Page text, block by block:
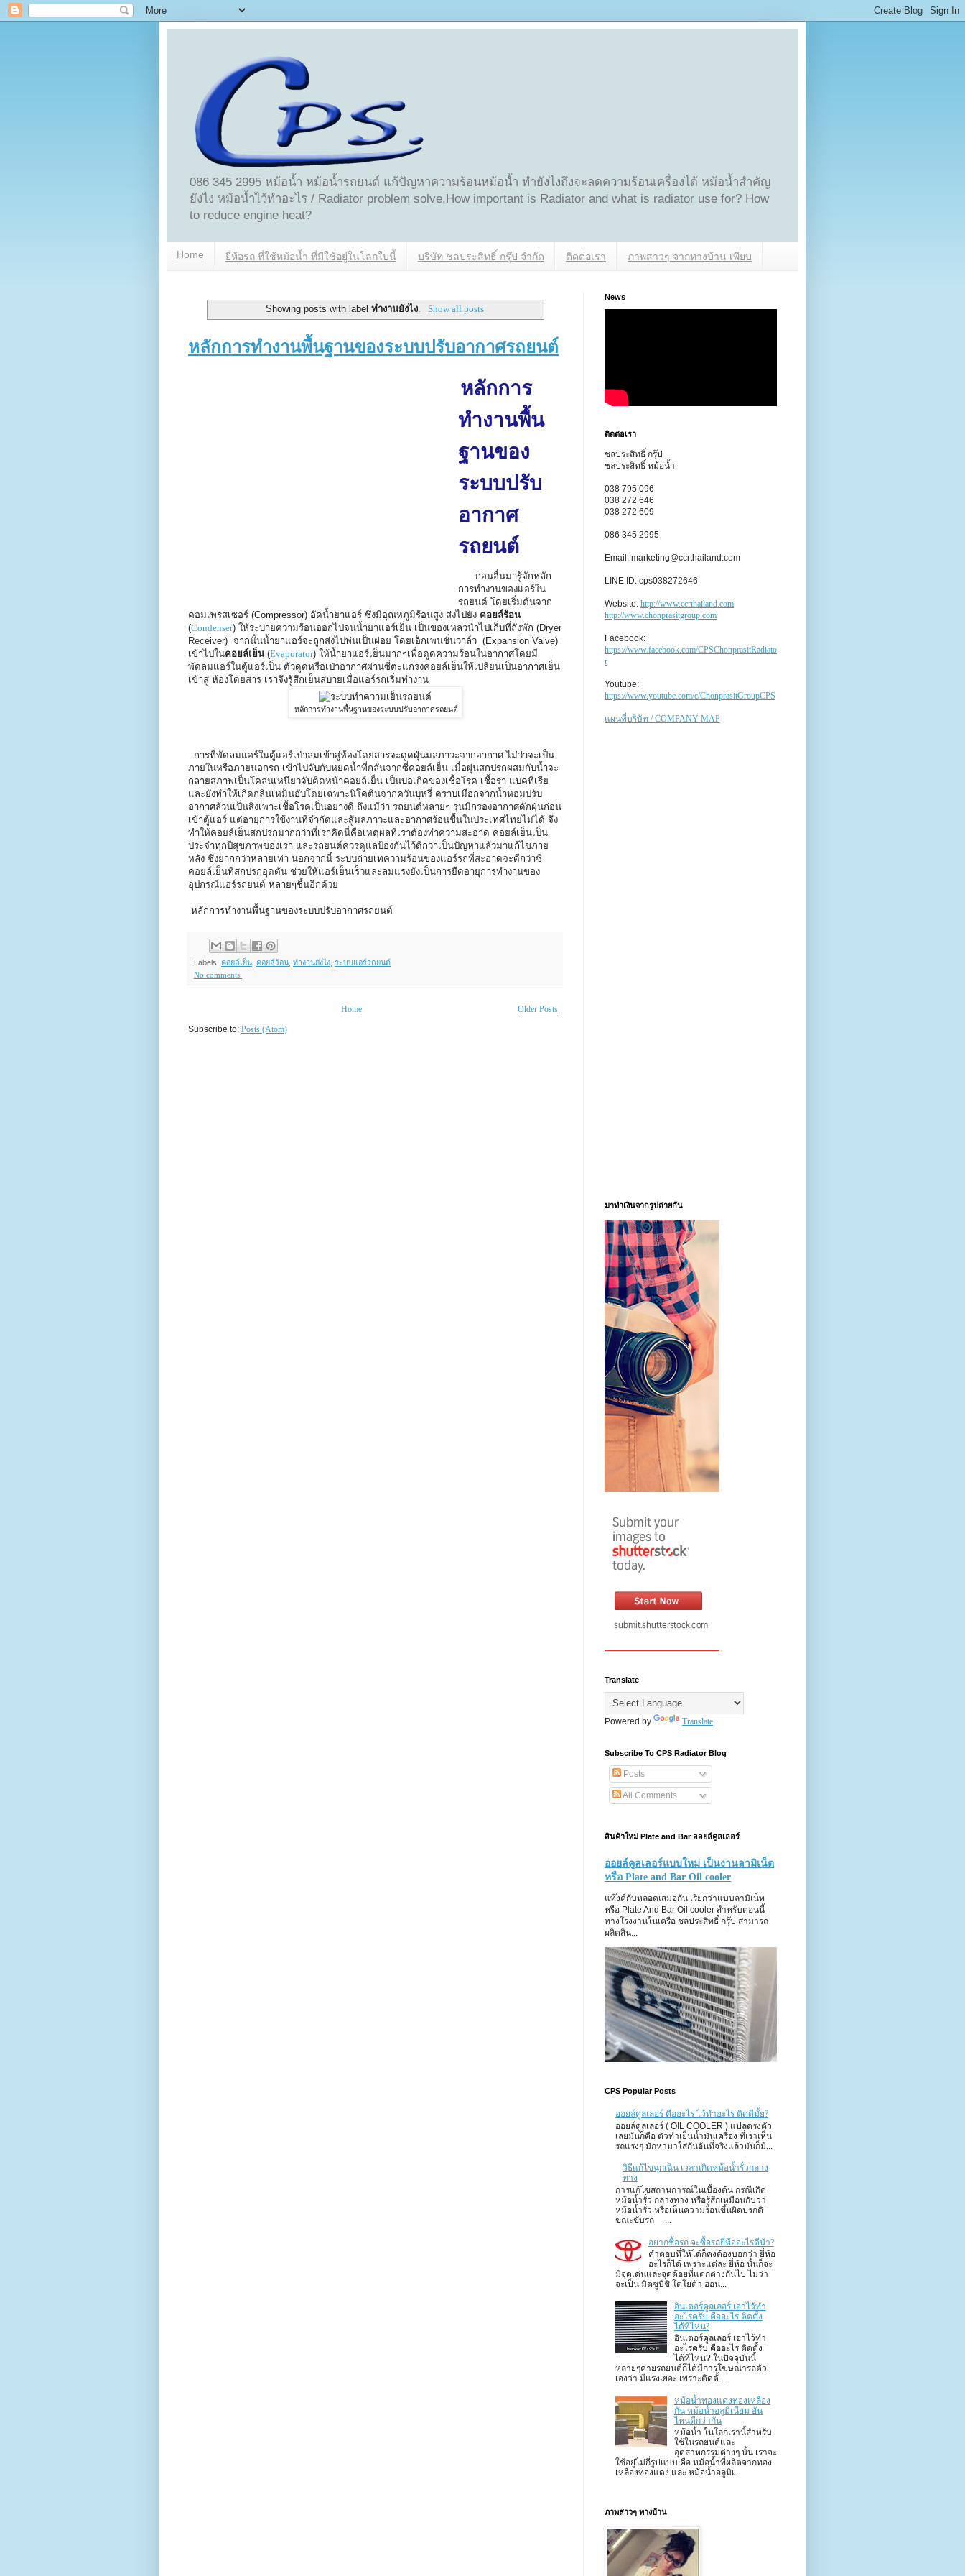
086 345 2995 หม้อน้ำ หม้อน้ำรถยนต์ แก้ปัญหาความร้อนหม้อน้ำ ทำยังไงถึงจะลดความร้อนเครื่องได้ หม้อน้ำสำคัญ
ยังไง หม้อน้ำไว้ทำอะไร / Radiator problem solve,How important is Radiator and what is radiator use for? How
to reduce engine heat?
Home ยี่ห้อรถ ที่ใช้หม้อน้ำ ที่มีใช้อยู่ในโลกใบนี้ บริษัท ชลประสิทธิ์ กรุ๊ป จำกัด ติดต่อเรา ภาพสาวๆ จากทางบ้าน เพียบ
Showing posts with labelทำงานยังไง. Show all posts
หลักการทำงานพื้นฐานของระบบปรับอากาศรถยนต์
หลักการ
ทำงานพื้น
ฐานของ
ระบบปรับ
อากาศ
รถยนต์
ก่อนอื่นมารู้จักหลัก
การทำงานของแอร์ใน
รถยนต์ โดยเริ่มต้นจาก
คอมเพรสเซอร์ (Compressor) อัดน้ำยาแอร์ ซึ่งมีอุณหภูมิร้อนสูง ส่งไปยัง คอยล์ร้อน
(Condenser) ให้ระบายความร้อนออกไปจนน้ำยาแอร์เย็น เป็นของเหลวนำไปเก็บที่ถังพัก (Dryer
Receiver) จากนั้นน้ำยาแอร์จะถูกส่งไปพ่นเป็นฝอย โดยเอ็กเพนชั่นวาล์ว (Expansion Valve)
เข้าไปในคอยล์เย็น(Evaporator) ให้น้ำยาแอร์เย็นมากๆเพื่อดูดความร้อนในอากาศโดยมี
พัดลมแอร์ในตู้แอร์เป็น ตัวดูดหรือเป่าอากาศผ่านซี่ตะแกรงคอยล์เย็นให้เปลี่ยนเป็นอากาศเย็น
เข้าสู่ ห้องโดยสาร เราจึงรู้สึกเย็นสบายเมื่อแอร์รถเริ่มทำงาน
หลักการทำงานพื้นฐานของระบบปรับอากาศรถยนต์
การที่พัดลมแอร์ในตู้แอร์เป่าลมเข้าสู่ห้องโดยสารจะดูดฝุ่นมลภาวะจากอากาศ ไม่ว่าจะเป็น
ภายในหรือภายนอกรถ เข้าไปจับกับหยดน้ำที่กลั่นจากซี่คอยล์เย็น เมื่อฝุ่นสกปรกผสมกับน้ำจะ
กลายสภาพเป็นโคลนเหนียวจับติดหน้าคอยล์เย็น เป็นบ่อเกิดของเชื้อโรค เชื้อรา แบคทีเรีย
และยังทำให้เกิดกลิ่นเหม็นอับโดยเฉพาะนิโคตินจากควันบุหรี่ คราบเมือกจากน้ำหอมปรับ
อากาศล้วนเป็นสิ่งเพาะเชื้อโรคเป็นอย่างดี ถึงแม้ว่า รถยนต์หลายๆ รุ่นมีกรองอากาศดักฝุ่นก่อน
เข้าตู้แอร์ แต่อายุการใช้งานที่จำกัดและสู้มลภาวะและอากาศร้อนชื้นในประเทศไทยไม่ได้ จึง
ทำให้คอยล์เย็นสกปรกมากกว่าที่เราคิดนี่คือเหตุผลที่เราต้องทำความสะอาด คอยล์เย็นเป็น
ประจำทุกปีสุขภาพของเรา และรถยนต์ควรดูแลป้องกันไว้ดีกว่าเป็นปัญหาแล้วมาแก้ไขภาย
หลัง ซึ่งยากกว่าหลายเท่า นอกจากนี้ ระบบถ่ายเทความร้อนของแอร์รถที่สะอาดจะดีกว่าซี่
คอยล์เย็นที่สกปรกอุดตัน ช่วยให้แอร์เย็นเร็วและลมแรงยังเป็นการยืดอายุการทำงานของ
อุปกรณ์แอร์รถยนต์ หลายๆชิ้นอีกด้วย
หลักการทำงานพื้นฐานของระบบปรับอากาศรถยนต์
Labels: คอยล์เย็น คอยล์ร้อน ทำงานยังไง ระบบแอร์รถยนต์
No comments:
Older Posts
Home
Subscribe to: Posts (Atom)
News
ติดต่อเรา
ชลประสิทธิ์ กรุ๊ป
ชลประสิทธิ์ หม้อน้ำ
038 795 096
038 272 646
038 272 609
086 345 2995
Email: marketing@ccrthailand.com
LINE ID: cps038272646
Website: http://www.ccrthailand.com
http://www.chonprasitgroup.com
Facebook:
https://www.facebook.com/CPSChonprasitRadiato
r
Youtube:
https://www.youtube.com/c/ChonprasitGroupCPS
แผนที่บริษัท / COMPANY MAP
มาทำเงินจากรูปถ่ายกัน
Translate
Powered by Translate
Subscribe To CPS Radiator Blog
Posts
All Comments
สินค้าใหม่ Plate and Bar ออยล์คูลเลอร์
ออยล์คูลเลอร์แบบใหม่ เป็นงานลามิเน็ต
หรือ Plate and Bar Oil cooler
แท๊งค์กับหลอดเสมอกัน เรียกว่าแบบลามิเน็ท
หรือ Plate And Bar Oil cooler สำหรับตอนนี้
ทางโรงงานในเครือ ชลประสิทธิ์ กรุ๊ป สามารถ
ผลิตสิน...
CPS Popular Posts
ออยล์คูลเลอร์ คืออะไร ไว้ทำอะไร ติดดีมั้ย?
ออยล์คูลเลอร์ ( OIL COOLER ) แปลตรงตัว
เลยมันก็คือ ตัวทำเย็นน้ำมันเครื่อง ที่เราเห็น
รถแรงๆ มักหามาใส่กันอันที่จริงแล้วมันก็มี...
วิธีแก้ไขฉุกเฉิน เวลาเกิดหม้อน้ำรั่วกลาง
ทาง
การแก้ไขสถานการณ์ในเบื้องต้น กรณีเกิด
หม้อน้ำรั่ว กลางทาง หรือรู้สึกเหมือนกับว่า
หม้อน้ำรั่ว หรือเห็นความร้อนขึ้นผิดปรกติ
ขณะขับรถ ...
อยากซื้อรถ จะซื้อรถยี่ห้ออะไรดีน้า?
คำตอบที่ให้ได้ก็คงต้องบอกว่า ยี่ห้อ
อะไรก็ได้ เพราะแต่ละ ยี่ห้อ นั้นก็จะ
มีจุดเด่นและจุดด้อยที่แตกต่างกันไป ไม่ว่า
จะเป็น มิตซูบิชิ โตโยต้า ฮอน...
อินเตอร์คูลเลอร์ เอาไว้ทำ
อะไรครับ คืออะไร ติดตั้ง
ได้ที่ไหน?
อินเตอร์คูลเลอร์ เอาไว้ทำ
อะไรครับ คืออะไร ติดตั้ง
ได้ที่ไหน? ในปัจจุบันนี้
หลายๆค่ายรถยนต์ก็ได้มีการโฆษณารถตัว
เองว่า มีแรงเยอะ เพราะติดตั้...
หม้อน้ำทองแดงทองเหลือง
กัน หม้อน้ำอลูมิเนียม อัน
ไหนดีกว่ากัน
หม้อน้ำ ในโลกเรานี้สำหรับ
ใช้ในรถยนต์และ
อุตสาหกรรมต่างๆ นั้น เราจะ
ใช้อยู่ไม่กี่รูปแบบ คือ หม้อน้ำที่ผลิตจากทอง
เหลืองทองแดง และ หม้อน้ำอลูมิเ...
ภาพสาวๆ ทางบ้าน